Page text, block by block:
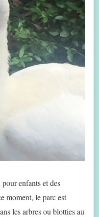
enfants et des
moment, le parc est
les arbres ou blotties au